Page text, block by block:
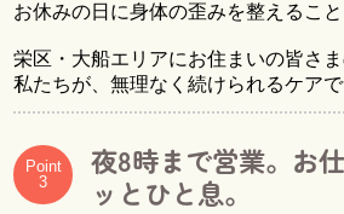
お休みの日に身体の歪みを整えること
栄区・大船エリアにお住まいの皆さま
私たちが、無理なく続けられるケアで
Point
3
夜8時まで営業。お
ッとひと息。